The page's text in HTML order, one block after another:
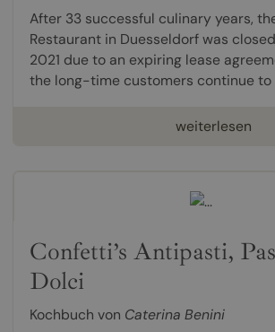
After 33 successful culinary years,
Restaurant in Duesseldorf was
2021 due to an expiring lease
the long-time customers continue to
weiterlesen
Confetti’s Antipasti,
Dolci
Kochbuch von Caterina Benini